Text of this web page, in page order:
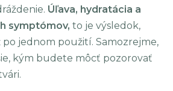
Úľava, hydratácia a
symptómov, to je výsledok,
jednom použití. Samozrejme,
kým budete môcť pozorovať